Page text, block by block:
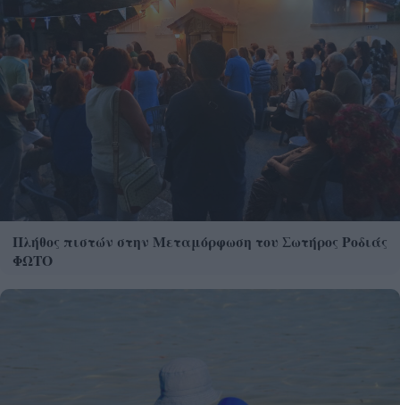
Πλήθος πιστών στην Μεταμόρφωση του Σωτήρος Ροδιάς
ΦΩΤΟ